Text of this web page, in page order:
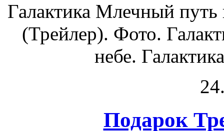
Галактика Млечный
(Трейлер). Фото.
небе.
Подарок